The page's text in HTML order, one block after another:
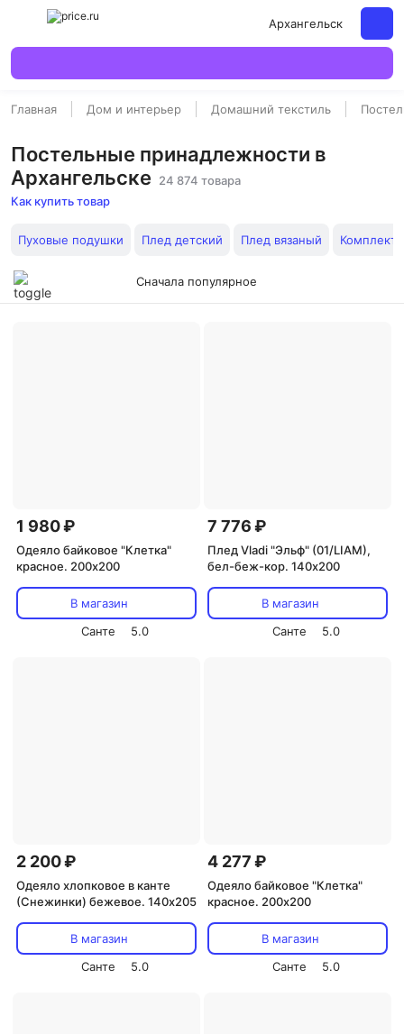
Архангельск
Главная Дом и интерьер Домашний текстиль
Постельные принадлежности в
Архангельске
24 874 товара
Как купить товар
Пуховые подушки Плед детский Плед вязаный
Сначала популярное
1 980 ₽
Одеяло байковое "Клетка"
красное. 200х200
В магазин
Санте
5.0
7 776 ₽
Плед Vladi "Эльф" (01/LIAM),
бел-беж-кор. 140х200
В магазин
Санте
5.0
2 200 ₽
Одеяло хлопковое в канте
(Снежинки) бежевое. 140х205
В магазин
Санте
5.0
4 277 ₽
Одеяло байковое "Клетка"
красное. 200х200
В магазин
Санте
5.0